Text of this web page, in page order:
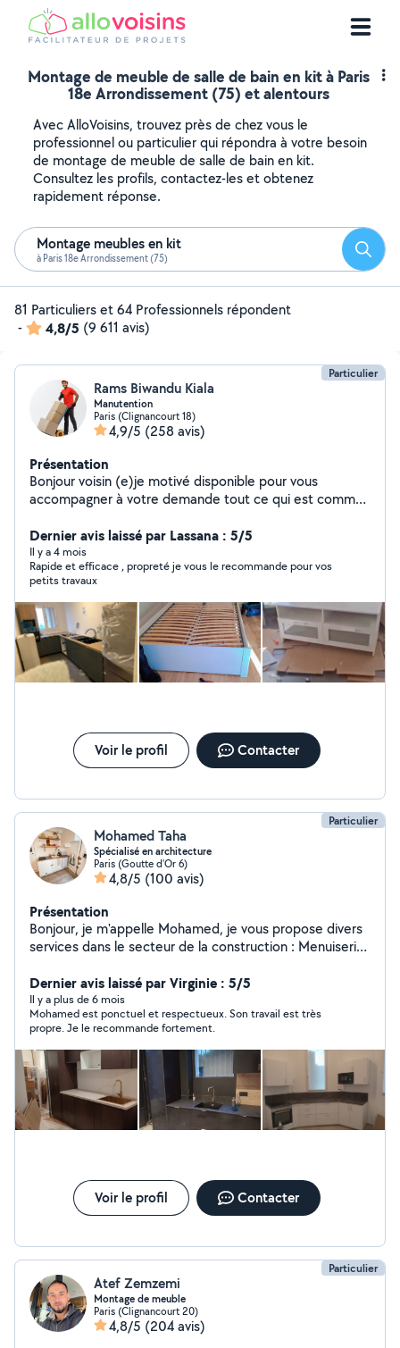
Montage de meuble de salle de bain en kit à Paris
18e Arrondissement (75) et alentours
Avec AlloVoisins, trouvez près de chez vous le
professionnel ou particulier qui répondra à votre besoin
de montage de meuble de salle de bain en kit.
Consultez les profils, contactez-les et obtenez
rapidement réponse.
Montage meubles en kit
à Paris 18e Arrondissement (75)
81 Particuliers et 64 Professionnels répondent
-
4,8/5 (9 611 avis)
Particulier
Rams Biwandu Kiala
Manutention
Paris (Clignancourt 18)
4,9/5 (258 avis)
Présentation
Bonjour voisin (e)je motivé disponible pour vous
accompagner à votre demande tout ce qui est comme
véhicule --- Même l'appartement il y a pas l'ascenseur je
suis disponible ---- Montage de meubles et démontage -
--- Même pour les objets très lourd je suis là pour vous
accompagner --- Rangement de cave ect....... ---Porter
le piano plus de 80 kg --- même les meubles plus de 80
kg n'hésitez pas de me contacter je serai là pour vous
servir Encore ma grande importance c'est écouter la
satisfaction de mes clients. je serai là toujours pour vous
accompagner avec les bonne humeur 24/24 ------------ L
Dernier avis laissé par Lassana : 5/5
Il y a 4 mois
Rapide et efficace , propreté je vous le recommande pour vos
petits travaux
Voir le profil Contacter
Particulier
Mohamed Taha
Spécialisé en architecture
Paris (Goutte d'Or 6)
4,8/5 (100 avis)
Présentation
Bonjour, je m'appelle Mohamed, je vous propose divers
services dans le secteur de la construction : Menuiserie,
Électricité, Génie CVC, Assemblage de Meubles,
Installation de Cuisine et Salle de Bain/Toilettes, Toiture
/ Réparation Multi-Services. . Tous les services pour
réussir votre projet.
Dernier avis laissé par Virginie : 5/5
Il y a plus de 6 mois
Mohamed est ponctuel et respectueux. Son travail est très
propre. Je le recommande fortement.
Voir le profil Contacter
Particulier
Atef Zemzemi
Montage de meuble
Paris (Clignancourt 20)
4,8/5 (204 avis)